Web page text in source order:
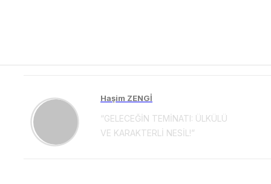
Haşim ZENGİ
“GELECEĞİN TEMİNATI: ÜLKÜLÜ
VE KARAKTERLİ NESİL!”